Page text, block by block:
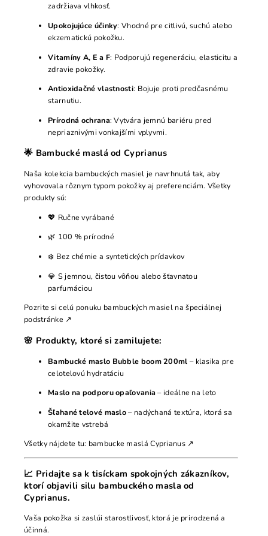
zadržiava vlhkosť.
Upokojujúce účinky: Vhodné pre citlivú, suchú alebo
ekzematickú pokožku.
Vitamíny A, E a F: Podporujú regeneráciu, elasticitu a
zdravie pokožky.
Antioxidačné vlastnosti: Bojuje proti predčasnému
starnutiu.
Prírodná ochrana: Vytvára jemnú bariéru pred
nepriaznivými vonkajšími vplyvmi.
🌟 Bambucké maslá od Cyprianus
Naša kolekcia bambuckých masiel je navrhnutá tak, aby
vyhovovala rôznym typom pokožky aj preferenciám. Všetky
produkty sú:
💖 Ručne vyrábané
🌿 100 % prírodné
❄️ Bez chémie a syntetických prídavkov
💎 S jemnou, čistou vôňou alebo šťavnatou
parfumáciou
Pozrite si celú ponuku bambuckých masiel našpeciálnej
podstránke ↗
🌸 Produkty, ktoré si zamilujete:
Bambucké maslo Bubble boom 200ml – klasika pre
celotelovú hydratáciu
Maslo na podporu opaľovania– ideálne na leto
Šľahané telové maslo– nadýchaná textúra, ktorá sa
okamžite vstrebá
Všetky nájdete tu: bambucke maslá Cyprianus↗
📈 Pridajte sa k tisíckam spokojných zákazníkov,
ktorí objavili silu bambuckého masla od
Cyprianus.
Vaša pokožka si zaslúi starostlivosť, ktorá je prirodzená a
účinná.